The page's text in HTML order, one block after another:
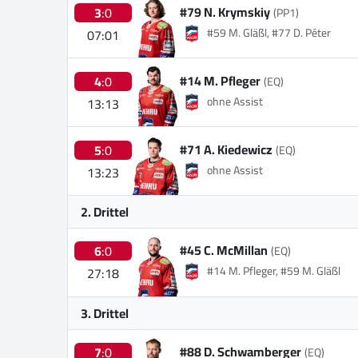
3:0
07:01
#79 N. Krymskiy(PP1)
#59 M. Gläßl, #77 D. Péter
4:0
13:13
#14 M. Pfleger(EQ)
ohne Assist
5:0
13:23
#71 A. Kiedewicz(EQ)
ohne Assist
2. Drittel
6:0
27:18
#45 C. McMillan(EQ)
#14 M. Pfleger, #59 M. Gläßl
3. Drittel
7:0 #88 D. Schwamberger(EQ)